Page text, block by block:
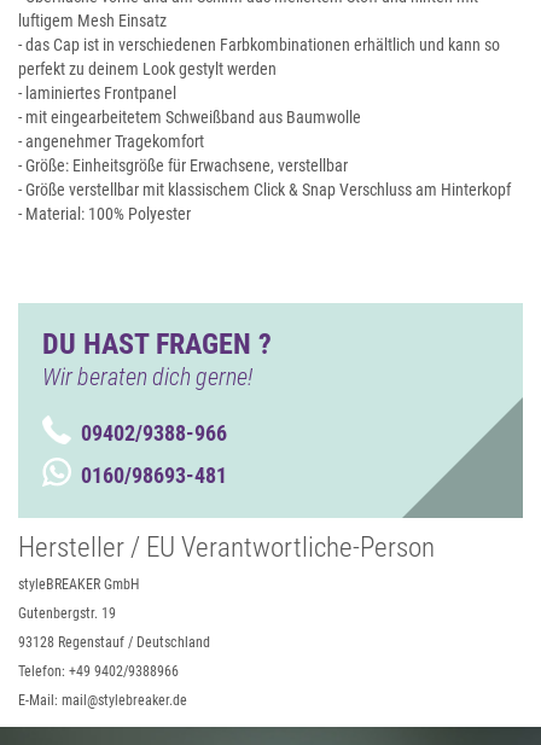
luftigem Mesh Einsatz
- das Cap ist in verschiedenen Farbkombinationen erhältlich und kann so
perfekt zu deinem Look gestylt werden
- laminiertes Frontpanel
- mit eingearbeitetem Schweißband aus Baumwolle
- angenehmer Tragekomfort
- Größe: Einheitsgröße für Erwachsene, verstellbar
- Größe verstellbar mit klassischem Click & Snap Verschluss am Hinterkopf
- Material: 100% Polyester
DU HAST FRAGEN ?
Wir beraten dich gerne!
09402/9388-966
0160/98693-481
Hersteller / EU Verantwortliche-Person
styleBREAKER GmbH
Gutenbergstr. 19
93128 Regenstauf / Deutschland
Telefon: +49 9402/9388966
E-Mail: mail@stylebreaker.de